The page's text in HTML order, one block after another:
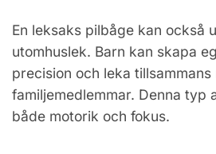
En leksaks pilbåge kan också
utomhuslek. Barn kan skapa
precision och leka
familjemedlemmar. Denna typ
både motorik och fokus.